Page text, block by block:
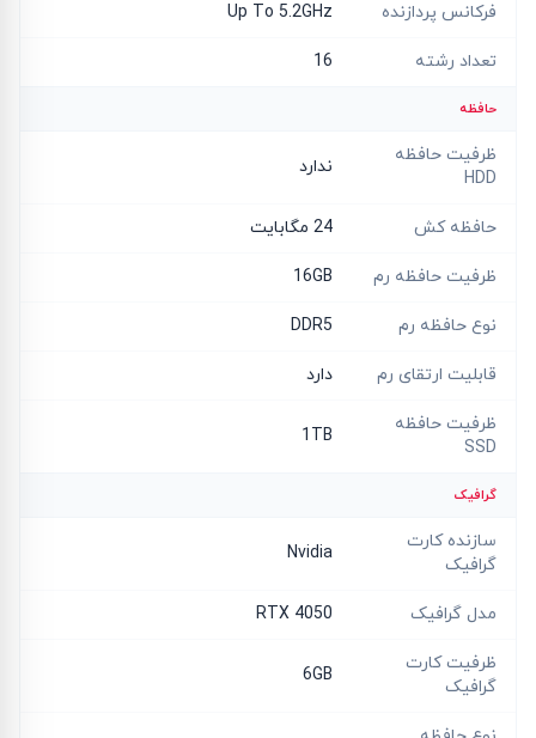
فرکانس پردازنده Up To 5.2GHz
تعداد رشته 16
حافظه
ظرفیت حافظه
HDD
ندارد
حافظه کش 24 مگابایت
ظرفیت حافظه رم 16GB
نوع حافظه رم DDR5
قابلیت ارتقای رم دارد
ظرفیت حافظه
SSD
1TB
گرافیک
سازنده کارت
گرافیک
Nvidia
مدل گرافیک RTX 4050
ظرفیت کارت
گرافیک
6GB